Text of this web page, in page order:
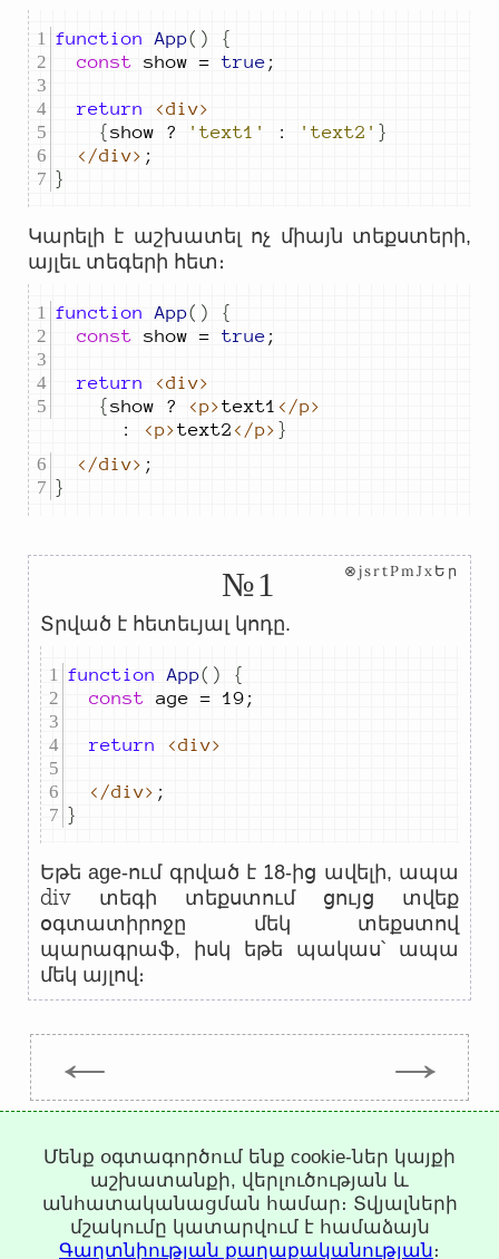
function App()
{
const show = true ;
return
<div>
{show ? 'text1' : 'text2' }
</div> ;
}
Կարելի է աշխատել ոչ միայն տեքստերի,
այլեւ տեգերի հետ։
function App()
{
const show = true ;
return
<div>
{show ? <p>text1 </p>
:
<p>text2</p> }
</div> ;
}
№1 ⊗jsrtPmJxԵր
Տրված է հետեւյալ կոդը.
function App()
{
const age = 19 ;
return <div>
</div> ;
}
Եթե age-ում գրված է 18-ից ավելի, ապա
div տեգի տեքստում ցույց տվեք
օգտատիրոջը մեկ տեքստով
պարագրաֆ, իսկ եթե պակաս՝ ապա
մեկ այլով։
← →
t.me/trepachev_dmitry
Գաղտնիության քաղաքականություն
Կարգավորել
cookies-ները
Մենք օգտագործում ենք cookie-ներ կայքի
աշխատանքի, վերլուծության և
անհատականացման համար։ Տվյալների
մշակումը կատարվում է համաձայն
Գաղտնիության քաղաքականության։